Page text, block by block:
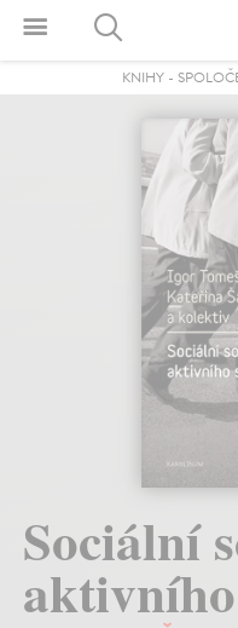
KNIHY-
Sociální